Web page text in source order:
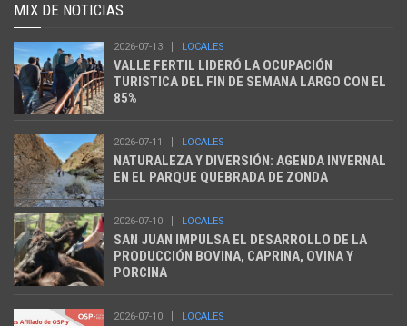
MIX DE NOTICIAS
2026-07-13 LOCALES
VALLE FERTIL LIDERÓ LA OCUPACIÓN
TURISTICA DEL FIN DE SEMANA LARGO CON EL
85%
2026-07-11 LOCALES
NATURALEZA Y DIVERSIÓN: AGENDA INVERNAL
EN EL PARQUE QUEBRADA DE ZONDA
2026-07-10 LOCALES
SAN JUAN IMPULSA EL DESARROLLO DE LA
PRODUCCIÓN BOVINA, CAPRINA, OVINA Y
PORCINA
2026-07-10 LOCALES